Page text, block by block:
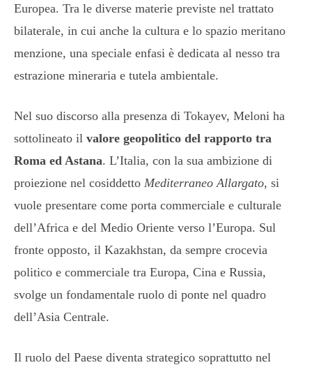
Europea. Tra le diverse materie previste nel trattato
bilaterale, in cui anche la cultura e lo spazio meritano
menzione, una speciale enfasi è dedicata al nesso tra
estrazione mineraria e tutela ambientale.
Nel suo discorso alla presenza di Tokayev, Meloni ha
sottolineato il valore geopolitico del rapporto tra
Roma ed Astana. L’Italia, con la sua ambizione di
proiezione nel cosiddetto Mediterraneo Allargato, si
vuole presentare come porta commerciale e culturale
dell’Africa e del Medio Oriente verso l’Europa. Sul
fronte opposto, il Kazakhstan, da sempre crocevia
politico e commerciale tra Europa, Cina e Russia,
svolge un fondamentale ruolo di ponte nel quadro
dell’Asia Centrale.
Il ruolo del Paese diventa strategico soprattutto nel